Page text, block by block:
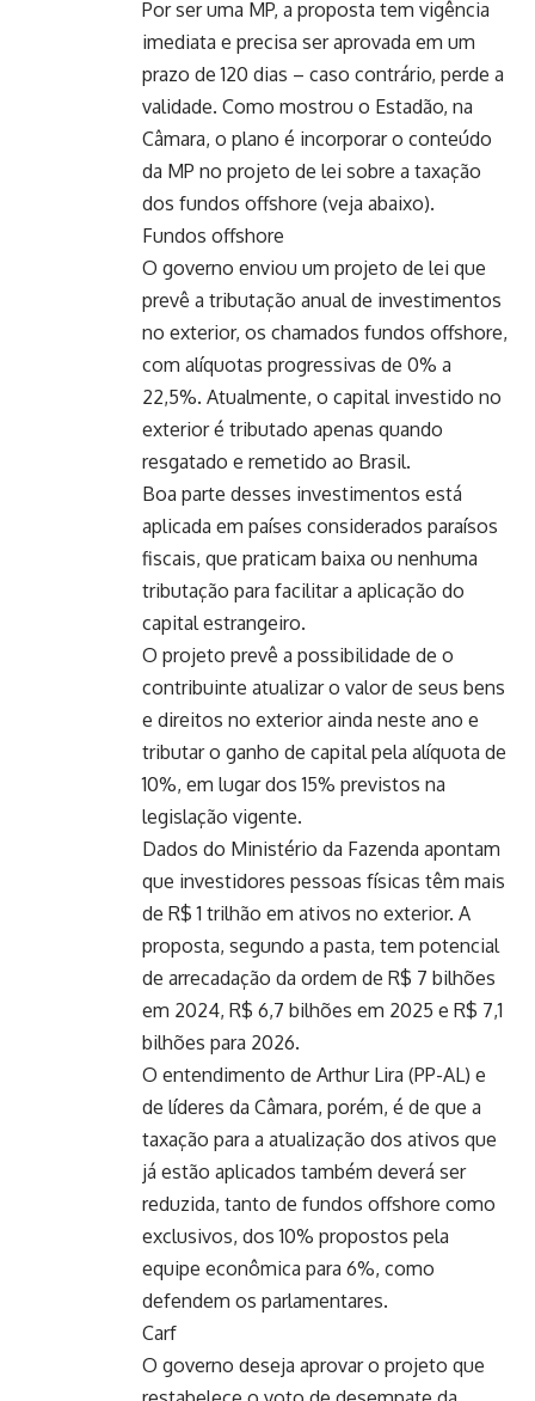
Por ser uma MP, a proposta tem vigência
imediata e precisa ser aprovada em um
prazo de 120 dias – caso contrário, perde a
validade. Como mostrou o Estadão, na
Câmara, o plano é incorporar o conteúdo
da MP no projeto de lei sobre a taxação
dos fundos offshore (veja abaixo).
Fundos offshore
O governo enviou um projeto de lei que
prevê a tributação anual de investimentos
no exterior, os chamados fundos offshore,
com alíquotas progressivas de 0% a
22,5%. Atualmente, o capital investido no
exterior é tributado apenas quando
resgatado e remetido ao Brasil.
Boa parte desses investimentos está
aplicada em países considerados paraísos
fiscais, que praticam baixa ou nenhuma
tributação para facilitar a aplicação do
capital estrangeiro.
O projeto prevê a possibilidade de o
contribuinte atualizar o valor de seus bens
e direitos no exterior ainda neste ano e
tributar o ganho de capital pela alíquota de
10%, em lugar dos 15% previstos na
legislação vigente.
Dados do Ministério da Fazenda apontam
que investidores pessoas físicas têm mais
de R$ 1 trilhão em ativos no exterior. A
proposta, segundo a pasta, tem potencial
de arrecadação da ordem de R$ 7 bilhões
em 2024, R$ 6,7 bilhões em 2025 e R$ 7,1
bilhões para 2026.
O entendimento de Arthur Lira (PP-AL) e
de líderes da Câmara, porém, é de que a
taxação para a atualização dos ativos que
já estão aplicados também deverá ser
reduzida, tanto de fundos offshore como
exclusivos, dos 10% propostos pela
equipe econômica para 6%, como
defendem os parlamentares.
Carf
O governo deseja aprovar o projeto que